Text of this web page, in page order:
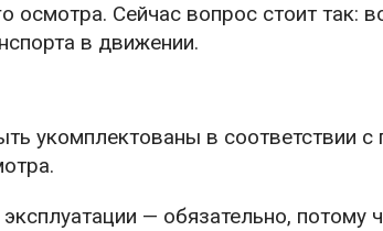
осмотра. Сейчас вопрос стоит так:
в движении.
укомплектованы в соответствии с
— обязательно, потому